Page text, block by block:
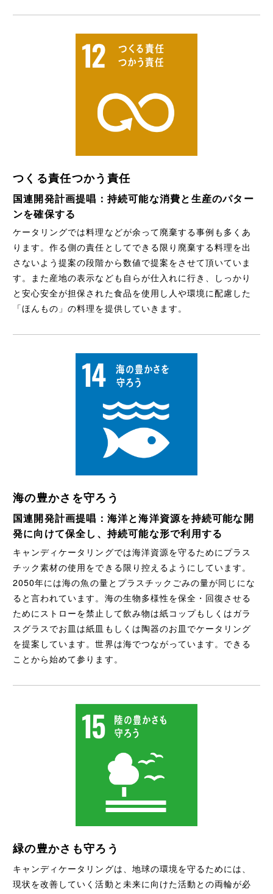
つくる責任つかう責任
国連開発計画提唱：持続可能な消費と生産のパター
ンを確保する
ケータリングでは料理などが余って廃棄する事例も多くあ
ります。作る側の責任としてできる限り廃棄する料理を出
さないよう提案の段階から数値で提案をさせて頂いていま
す。また産地の表示なども自らが仕入れに行き、しっかり
と安心安全が担保された食品を使用し人や環境に配慮した
「ほんもの」の料理を提供していきます。
海の豊かさを守ろう
国連開発計画提唱：海洋と海洋資源を持続可能な開
発に向けて保全し、持続可能な形で利用する
キャンディケータリングでは海洋資源を守るためにプラス
チック素材の使用をできる限り控えるようにしています。
2050年には海の魚の量とプラスチックごみの量が同じにな
ると言われています。海の生物多様性を保全・回復させる
ためにストローを禁止して飲み物は紙コップもしくはガラ
スグラスでお皿は紙皿もしくは陶器のお皿でケータリング
を提案しています。世界は海でつながっています。できる
ことから始めて参ります。
緑の豊かさも守ろう
キャンディケータリングは、地球の環境を守るためには、
現状を改善していく活動と未来に向けた活動との両輪が必